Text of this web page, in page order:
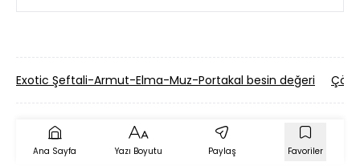
Exotic Şeftali-Armut-Elma-Muz-Portakal besin değeri
Ana Sayfa Yazı Boyutu Paylaş Favoriler